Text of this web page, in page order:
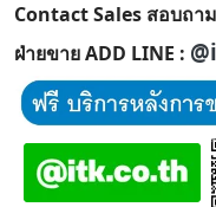
Contact Sales สอบถา
ฝ่ายขาย ADD LINE :